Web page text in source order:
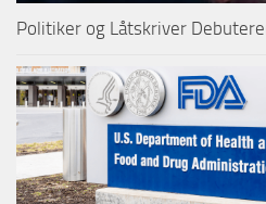
Politiker og Låtskriver